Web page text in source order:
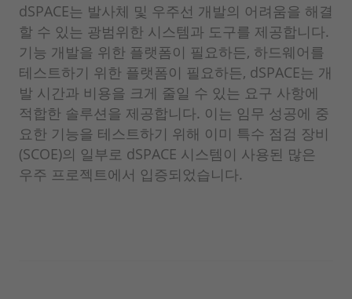
dSPACE는 발사체 및 우주선 개발의 어려움을 해결
할 수 있는 광범위한 시스템과 도구를 제공합니다.
기능 개발을 위한 플랫폼이 필요하든, 하드웨어를
테스트하기 위한 플랫폼이 필요하든, dSPACE는 개
발 시간과 비용을 크게 줄일 수 있는 요구 사항에
적합한 솔루션을 제공합니다. 이는 임무 성공에 중
요한 기능을 테스트하기 위해 이미 특수 점검 장비
(SCOE)의 일부로 dSPACE 시스템이 사용된 많은
우주 프로젝트에서 입증되었습니다.